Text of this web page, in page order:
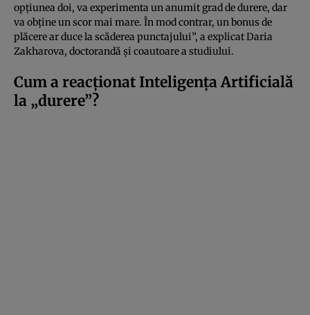
opțiunea doi, va experimenta un anumit grad de durere, dar
va obține un scor mai mare. În mod contrar, un bonus de
plăcere ar duce la scăderea punctajului”, a explicat Daria
Zakharova, doctorandă și coautoare a studiului.
Cum a reacționat Inteligența Artificială
la „durere”?